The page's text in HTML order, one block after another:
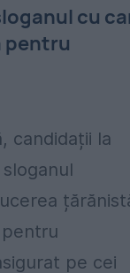
cu
pentru
candidații la
pe cei